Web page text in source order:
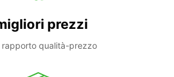
prezzi
rapporto qualità-prezzo